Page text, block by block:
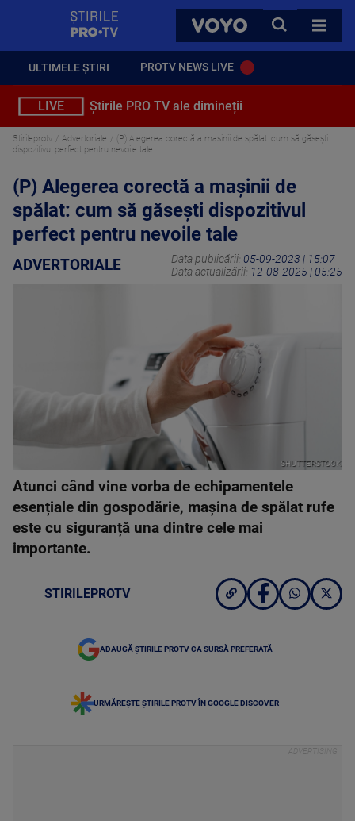
VOYO
CAUTA
TOATE
ULTIMELE ȘTIRI PROTV NEWS LIVE
LIVE Știrile PRO TV ale dimineții
Stirileprotv Advertoriale
(P) Alegerea corectă a mașinii de spălat: cum să găsești
dispozitivul perfect pentru nevoile tale
(P) Alegerea corectă a mașinii de
spălat: cum să găsești dispozitivul
perfect pentru nevoile tale
ADVERTORIALE Data publicării: 05-09-2023 | 15:07
Data actualizării: 12-08-2025 | 05:25
SHUTTERSTOCK
Atunci când vine vorba de echipamentele
esențiale din gospodărie, mașina de spălat rufe
este cu siguranță una dintre cele mai
importante.
STIRILEPROTV
ADAUGĂ ȘTIRILE PROTV CA SURSĂ PREFERATĂ
URMĂREȘTE ȘTIRILE PROTV ÎN GOOGLE DISCOVER